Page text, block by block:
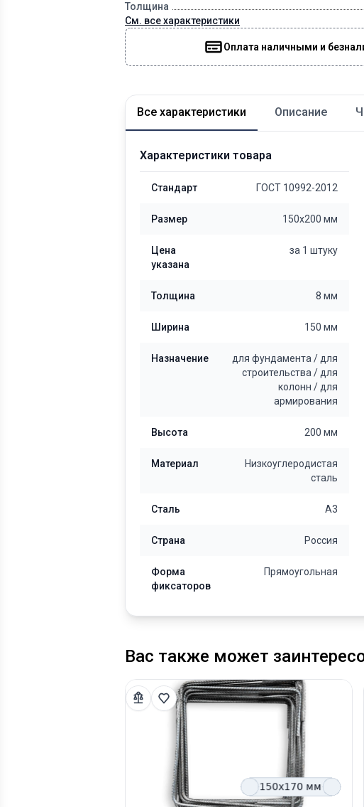
Толщина
См. все характеристики
Оплата наличными и
Все характеристики Описание
Характеристики товара
Стандарт ГОСТ 10992-2012
Размер 150x200 мм
Цена
указана
за 1 штуку
Толщина 8 мм
Ширина 150 мм
Назначение для фундамента / для
строительства / для
колонн / для
армирования
Высота 200 мм
Материал
Низкоуглеродистая
сталь
Сталь А3
Страна Россия
Форма
фиксаторов
Прямоугольная
Вас также может